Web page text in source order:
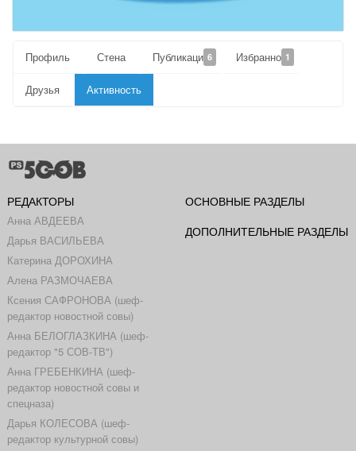
Профиль Стена Публикации6 Избранное1
Друзья Активность
РЕДАКТОРЫ
Анна АВДЕЕВА
Дарья ВАСИЛЬЕВА
Катерина ДОРОХИНА
Алена РАЗМОЧАЕВА
Ксения САФРОНОВА (шеф-
редактор новостной совы)
Анна БЕЛОГЛАЗКИНА (шеф-
редактор "5 СОВ-ТВ")
Анна ГРЕБЕНКИНА (шеф-
редактор новостной совы и
спецназа)
Дарья КОЛЕСОВА (шеф-
редактор культурной совы)
ОСНОВНЫЕ РАЗДЕЛЫ
ДОПОЛНИТЕЛЬНЫЕ РАЗДЕЛЫ